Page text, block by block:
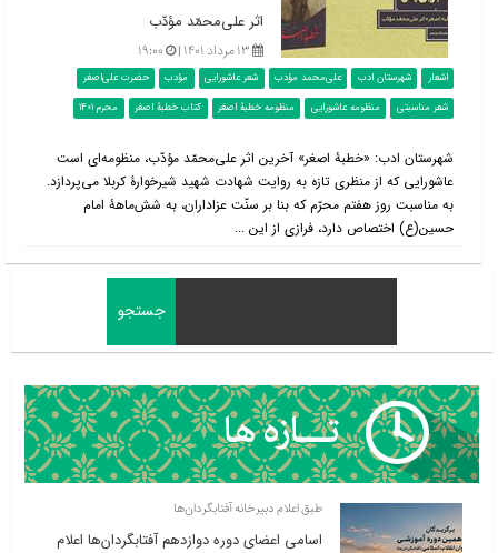
اثر علی‌محمّد مؤدّب
۱۳ مرداد ۱۴۰۱ | ۱۹:۰۰
اشعار شهرستان ادب علی‌محمد مؤدب شعر عاشورایی مؤدب
حضرت علی‌اصغر
شعر مناسبتی
منظومه عاشورایی منظومه خطبۀ اصغر کتاب خطبۀ اصغر محرم 1401
شهرستان ادب: «خطبۀ اصغر» آخرین اثر علی‌محمّد مؤدّب، منظومه‌ای است
عاشورایی که از منظری تازه به روایت شهادت شهید شیرخوارۀ کربلا می‌پردازد.
به مناسبت روز هفتم محرّم که بنا بر سنّت عزاداران، به شش‌ماهۀ امام
حسین(ع) اختصاص دارد، فرازی از این ...
طبق اعلام دبیرخانه آفتابگردان‌ها
اسامی اعضای دوره دوازدهم آفتابگردان‌ها اعلام